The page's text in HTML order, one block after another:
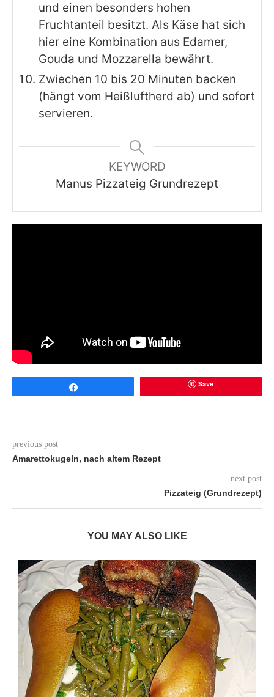
und einen besonders hohen
Fruchtanteil besitzt. Als Käse hat sich
hier eine Kombination aus Edamer,
Gouda und Mozzarella bewährt.
Zwiechen 10 bis 20 Minuten backen
(hängt vom Heißluftherd ab) und sofort
servieren.
KEYWORD
Manus Pizzateig Grundrezept
Save
previous post
Amarettokugeln, nach altem Rezept
next post
Pizzateig (Grundrezept)
YOU MAY ALSO LIKE